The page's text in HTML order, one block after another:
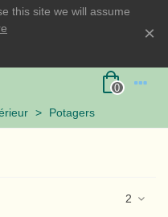
this site we will assume
×
0
> Potagers
2